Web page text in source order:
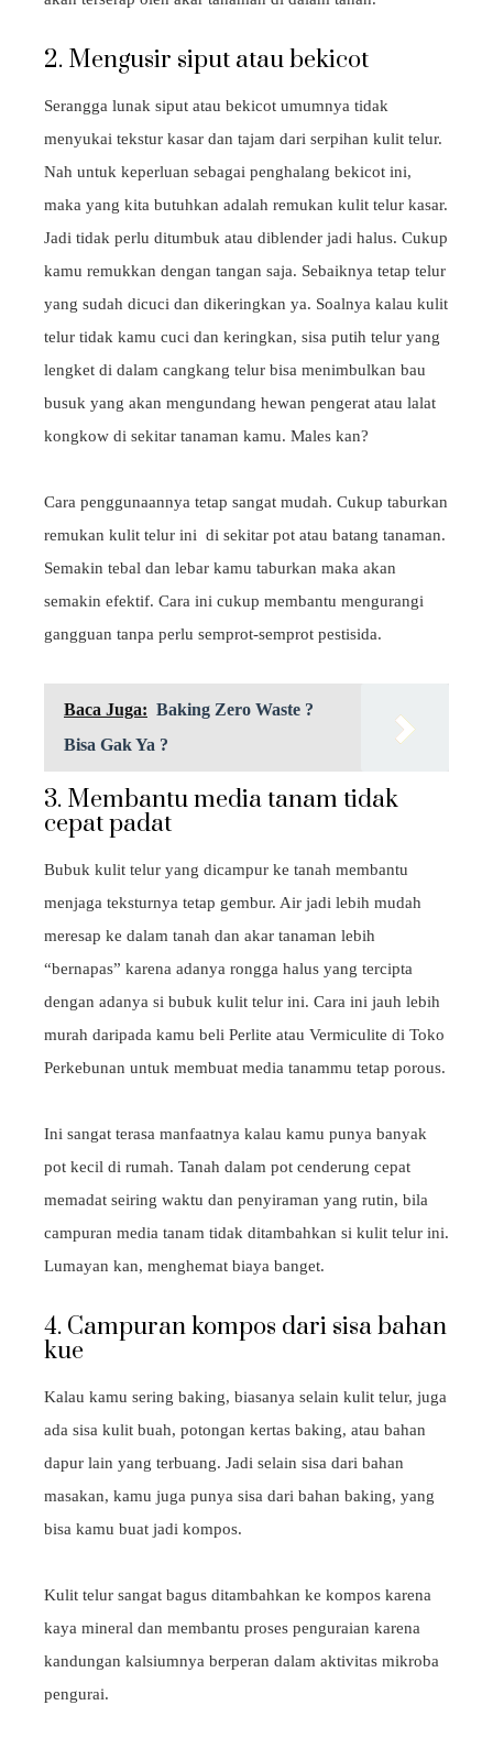
2. Mengusir siput atau bekicot
Serangga lunak siput atau bekicot umumnya tidak
menyukai tekstur kasar dan tajam dari serpihan kulit telur.
Nah untuk keperluan sebagai penghalang bekicot ini,
maka yang kita butuhkan adalah remukan kulit telur kasar.
Jadi tidak perlu ditumbuk atau diblender jadi halus. Cukup
kamu remukkan dengan tangan saja. Sebaiknya tetap telur
yang sudah dicuci dan dikeringkan ya. Soalnya kalau kulit
telur tidak kamu cuci dan keringkan, sisa putih telur yang
lengket di dalam cangkang telur bisa menimbulkan bau
busuk yang akan mengundang hewan pengerat atau lalat
kongkow di sekitar tanaman kamu. Males kan?
Cara penggunaannya tetap sangat mudah. Cukup taburkan
remukan kulit telur ini di sekitar pot atau batang tanaman.
Semakin tebal dan lebar kamu taburkan maka akan
semakin efektif. Cara ini cukup membantu mengurangi
gangguan tanpa perlu semprot-semprot pestisida.
Baca Juga: Baking Zero Waste ?
Bisa Gak Ya ?
3. Membantu media tanam tidak
cepat padat
Bubuk kulit telur yang dicampur ke tanah membantu
menjaga teksturnya tetap gembur. Air jadi lebih mudah
meresap ke dalam tanah dan akar tanaman lebih
“bernapas” karena adanya rongga halus yang tercipta
dengan adanya si bubuk kulit telur ini. Cara ini jauh lebih
murah daripada kamu beli Perlite atau Vermiculite di Toko
Perkebunan untuk membuat media tanammu tetap porous.
Ini sangat terasa manfaatnya kalau kamu punya banyak
pot kecil di rumah. Tanah dalam pot cenderung cepat
memadat seiring waktu dan penyiraman yang rutin, bila
campuran media tanam tidak ditambahkan si kulit telur ini.
Lumayan kan, menghemat biaya banget.
4. Campuran kompos dari sisa bahan
kue
Kalau kamu sering baking, biasanya selain kulit telur, juga
ada sisa kulit buah, potongan kertas baking, atau bahan
dapur lain yang terbuang. Jadi selain sisa dari bahan
masakan, kamu juga punya sisa dari bahan baking, yang
bisa kamu buat jadi kompos.
Kulit telur sangat bagus ditambahkan ke kompos karena
kaya mineral dan membantu proses penguraian karena
kandungan kalsiumnya berperan dalam aktivitas mikroba
pengurai.